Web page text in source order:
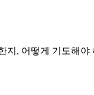
, 어떻게 기도해